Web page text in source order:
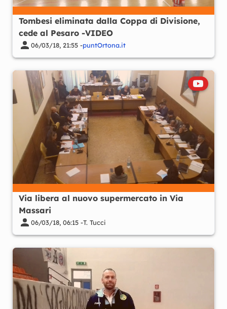
Tombesi eliminata dalla Coppa di Divisione,
cede al Pesaro -VIDEO
06/03/18, 21:55 -puntOrtona.it
Via libera al nuovo supermercato in Via
Massari
06/03/18, 06:15 -T. Tucci